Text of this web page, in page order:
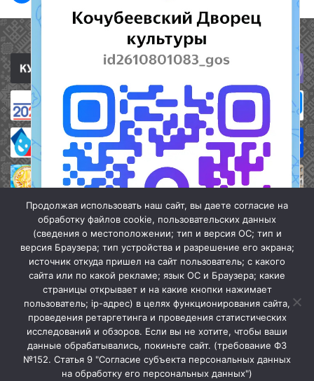
Мы в МАХ
Закрыть
Полезные ссылки
«Кочубеевская централизованная клубная система» © 2026
Продолжая использовать наш сайт, вы даете согласие на
обработку файлов cookie, пользовательских данных
(сведения о местоположении; тип и версия ОС; тип и
версия Браузера; тип устройства и разрешение его экрана;
источник откуда пришел на сайт пользователь; с какого
сайта или по какой рекламе; язык ОС и Браузера; какие
страницы открывает и на какие кнопки нажимает
пользователь; ip-адрес) в целях функционирования сайта,
проведения ретаргетинга и проведения статистических
исследований и обзоров. Если вы не хотите, чтобы ваши
данные обрабатывались, покиньте сайт. (требование ФЗ
№152. Статья 9 "Согласие субъекта персональных данных
на обработку его персональных данных")